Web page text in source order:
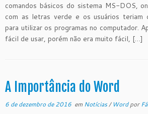
comandos básicos do sistema MS-DOS,
com as letras verde e os usuários teriam
para utilizar os programas no computador.
fácil de usar, porém não era muito fácil, […]
A Importância do Word
6 de dezembro de 2016 em Notícias/ Wordpor